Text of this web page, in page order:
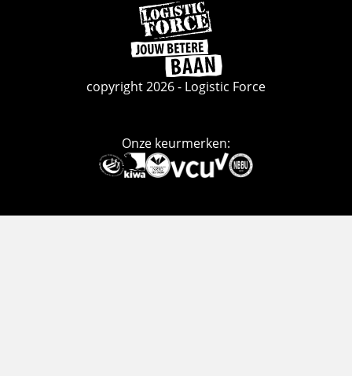
Ga
naar
de
homepage
copyright 2026 - Logistic Force
Onze keurmerken:
Deze
link
naar